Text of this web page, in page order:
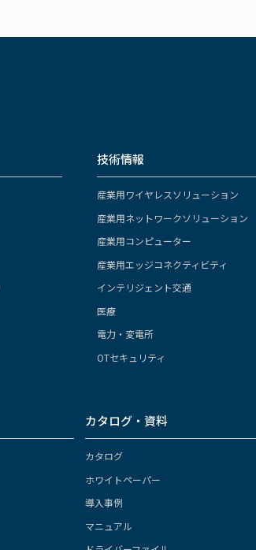
技術情報
産業用ワイヤレスソリューション
産業用ネットワークソリューション
産業用コンピューター
産業用エッジコネクティビティ
インテリジェント交通
医療
電力・変電所
OTセキュリティ
カタログ・資料
カタログ
ホワイトペーパー
導入事例
マニュアル